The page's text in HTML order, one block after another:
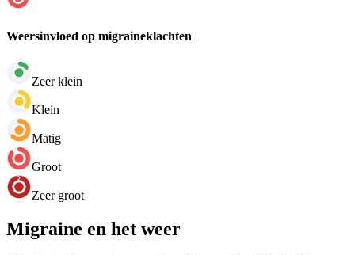
Weersinvloed op migraineklachten
Zeer klein
Klein
Matig
Groot
Zeer groot
Migraine en het weer